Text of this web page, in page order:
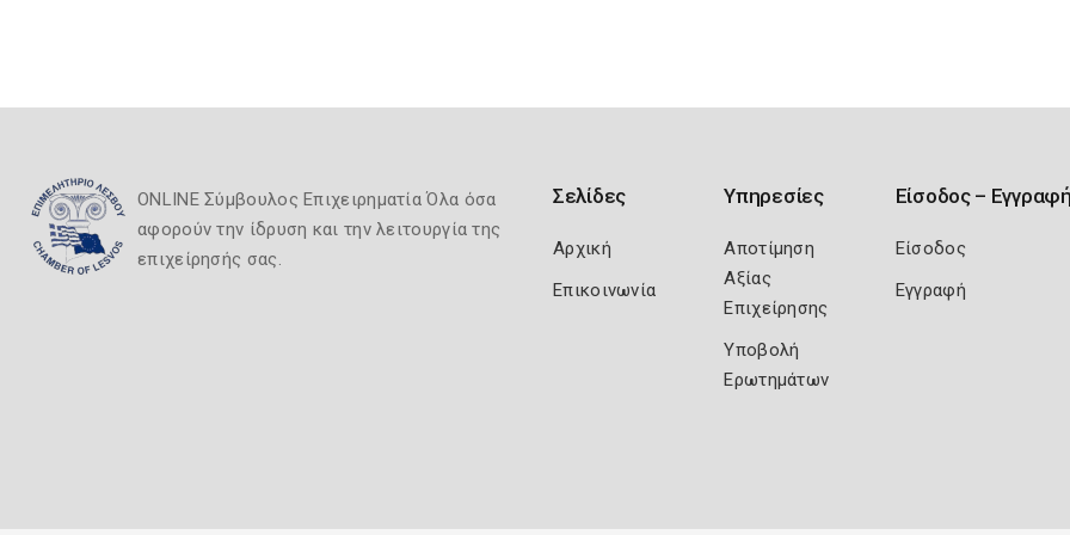
ONLINE Σύμβουλος Επιχειρηματία Όλα όσα
αφορούν την ίδρυση και την λειτουργία της
επιχείρησής σας.
Σελίδες
Αρχική
Επικοινωνία
Υπηρεσίες
Αποτίμηση
Αξίας
Επιχείρησης
Υποβολή
Ερωτημάτων
Είσοδος –
Είσοδος
Εγγραφή